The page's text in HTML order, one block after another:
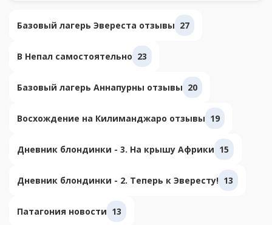
Базовый лагерь Эвереста отзывы 27
В Непал самостоятельно 23
Базовый лагерь Аннапурны отзывы 20
Восхождение на Килиманджаро отзывы 19
Дневник блондинки - 3. На крышу Африки 15
Дневник блондинки - 2. Теперь к Эвересту! 13
Патагония новости 13